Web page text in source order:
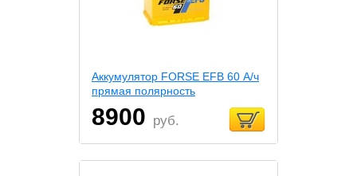
Аккумулятор FORSE EFB 60 А/ч
прямая полярность
8900 руб.